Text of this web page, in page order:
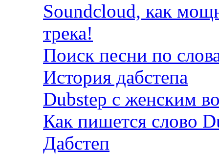
Soundcloud, как
трека!
Поиск песни по
История дабстепа
Dubstep с женским
Как пишется слово
Дабстеп